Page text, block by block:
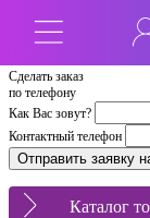
Сделать заказ
по телефону
Как Вас зовут?
Контактный телефон
Каталог